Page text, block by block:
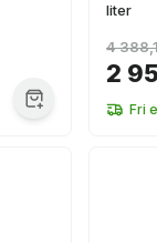
liter
2
4
Fri